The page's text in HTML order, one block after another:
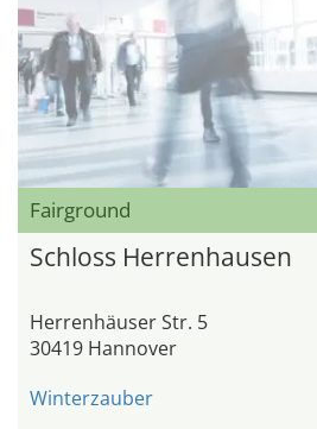
Fairground
Schloss Herrenhausen
Herrenhäuser Str. 5
30419 Hannover
Winterzauber